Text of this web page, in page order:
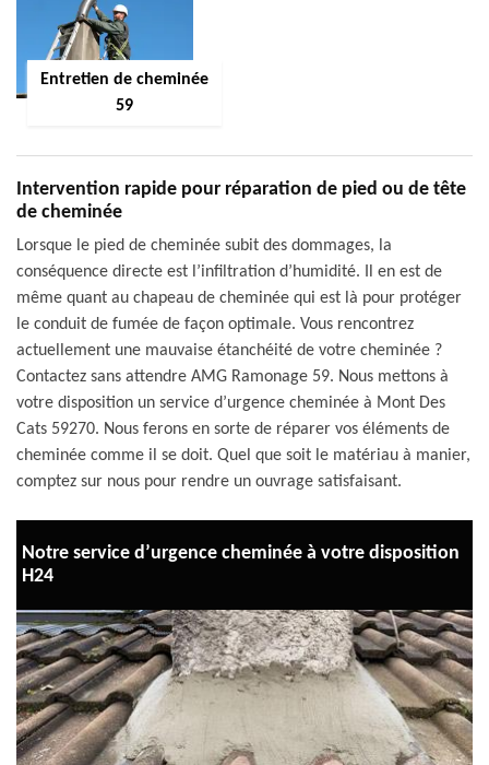
Entretien de cheminée
59
Intervention rapide pour réparation de pied ou de tête
de cheminée
Lorsque le pied de cheminée subit des dommages, la
conséquence directe est l’infiltration d’humidité. Il en est de
même quant au chapeau de cheminée qui est là pour protéger
le conduit de fumée de façon optimale. Vous rencontrez
actuellement une mauvaise étanchéité de votre cheminée ?
Contactez sans attendre AMG Ramonage 59. Nous mettons à
votre disposition un service d’urgence cheminée à Mont Des
Cats 59270. Nous ferons en sorte de réparer vos éléments de
cheminée comme il se doit. Quel que soit le matériau à manier,
comptez sur nous pour rendre un ouvrage satisfaisant.
Notre service d’urgence cheminée à votre disposition
H24